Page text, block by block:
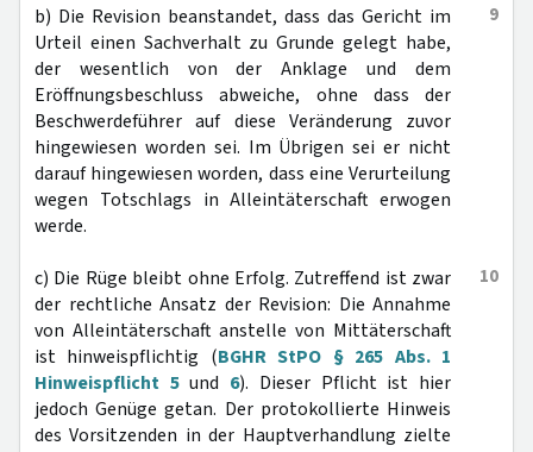
9
b) Die Revision beanstandet, dass das Gericht im
Urteil einen Sachverhalt zu Grunde gelegt habe,
der wesentlich von der Anklage und dem
Eröffnungsbeschluss abweiche, ohne dass der
Beschwerdeführer auf diese Veränderung zuvor
hingewiesen worden sei. Im Übrigen sei er nicht
darauf hingewiesen worden, dass eine Verurteilung
wegen Totschlags in Alleintäterschaft erwogen
werde.
10
c) Die Rüge bleibt ohne Erfolg. Zutreffend ist zwar
der rechtliche Ansatz der Revision: Die Annahme
von Alleintäterschaft anstelle von Mittäterschaft
ist hinweispflichtig (BGHR StPO § 265 Abs. 1
Hinweispflicht 5und 6). Dieser Pflicht ist hier
jedoch Genüge getan. Der protokollierte Hinweis
des Vorsitzenden in der Hauptverhandlung zielte